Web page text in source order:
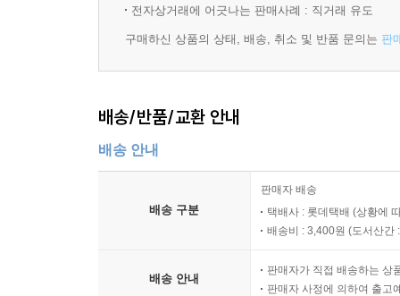
처럼 대자연 속에 처한 유일한 인간이지만, 엄숙
전자상거래에 어긋나는 판매사례 : 직거래 유도
구매하신 상품의 상태, 배송, 취소 및 반품 문의는 판
배송/반품/교환 안내
배송 안내
배송 구분
판매자 배송
택배사 : 롯데택배 (상황에
배송비 : 3,400원 (도서산간
배송 안내
판매자가 직접 배송하는 상
판매자 사정에 의하여 출고